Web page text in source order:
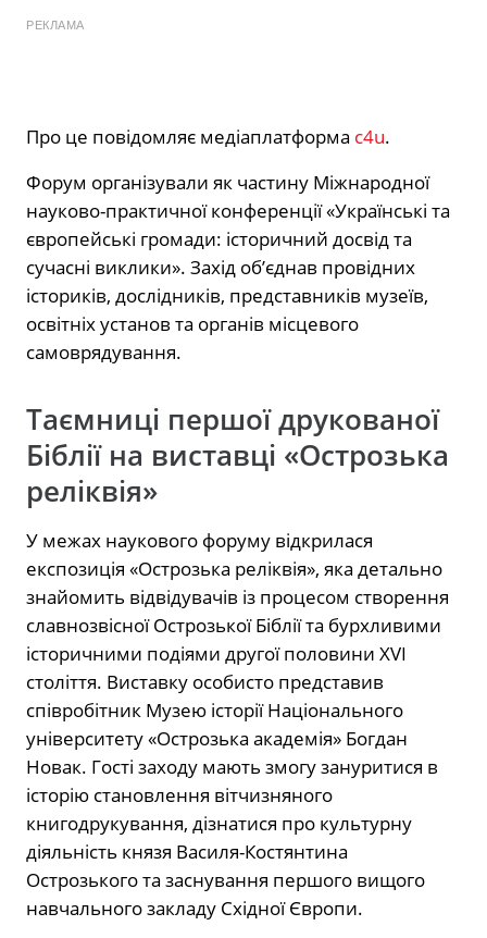
РЕКЛАМА
Про це повідомляє медіаплатформа c4u.
Форум організували як частину Міжнародної
науково-практичної конференції «Українські та
європейські громади: історичний досвід та
сучасні виклики». Захід об’єднав провідних
істориків, дослідників, представників музеїв,
освітніх установ та органів місцевого
самоврядування.
Таємниці першої друкованої
Біблії на виставці «Острозька
реліквія»
У межах наукового форуму відкрилася
експозиція «Острозька реліквія», яка детально
знайомить відвідувачів із процесом створення
славнозвісної Острозької Біблії та бурхливими
історичними подіями другої половини XVI
століття. Виставку особисто представив
співробітник Музею історії Національного
університету «Острозька академія» Богдан
Новак. Гості заходу мають змогу зануритися в
історію становлення вітчизняного
книгодрукування, дізнатися про культурну
діяльність князя Василя-Костянтина
Острозького та заснування першого вищого
навчального закладу Східної Європи.